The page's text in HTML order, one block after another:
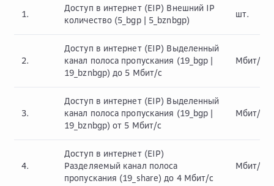
1.
Доступ в интернет (EIP) Внешний IP
количество (5_bgp | 5_bznbgp)
шт.
2.
Доступ в интернет (EIP) Выделенный
канал полоса пропускания (19_bgp |
19_bznbgp) до 5 Мбит/с
Мбит/с
3.
Доступ в интернет (EIP) Выделенный
канал полоса пропускания (19_bgp |
19_bznbgp) от 5 Мбит/с
Мбит/с
4.
Доступ в интернет (EIP)
Разделяемый канал полоса
пропускания (19_share) до 4 Мбит/с
Мбит/с